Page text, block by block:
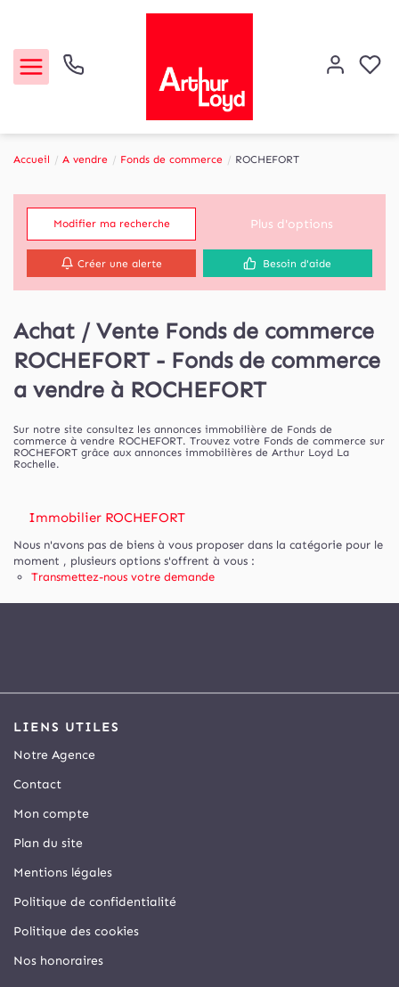
Louer
Etude de marché
Notre Agence
Contact
Accueil A vendre Fonds de commerce ROCHEFORT
Modifier ma recherche Plus d'options
Créer une alerte Besoin d'aide
Achat / Vente Fonds de commerce
ROCHEFORT - Fonds de commerce
a vendre à ROCHEFORT
Sur notre site consultez les annonces immobilière de Fonds de
commerce à vendre ROCHEFORT. Trouvez votre Fonds de commerce sur
ROCHEFORT grâce aux annonces immobilières de Arthur Loyd La
Rochelle.
Immobilier ROCHEFORT
Nous n'avons pas de biens à vous proposer dans la catégorie pour le
moment , plusieurs options s'offrent à vous :
Transmettez-nous votre demande
LIENS UTILES
Notre Agence
Contact
Mon compte
Plan du site
Mentions légales
Politique de confidentialité
Politique des cookies
Nos honoraires